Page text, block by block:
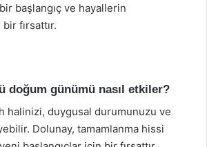
başlangıç ve hayallerin
fırsattır.
doğum günümü nasıl etkiler?
halinizi, duygusal durumunuzu ve
Dolunay, tamamlanma hissi